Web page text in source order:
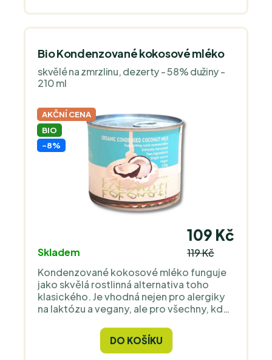
Bio Kondenzované kokosové mléko
skvělé na zmrzlinu, dezerty - 58% dužiny -
210 ml
AKČNÍ CENA
BIO
-8%
Skladem
109 Kč
119 Kč
Kondenzované kokosové mléko funguje
jako skvělá rostlinná alternativa toho
klasického. Je vhodná nejen pro alergiky
na laktózu a vegany, ale pro všechny, kdo
zaexperimentovat v kuchyni.
DO KOŠÍKU